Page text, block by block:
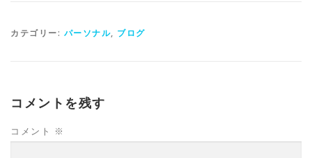
カテゴリー: パーソナル, ブログ
コメントを残す
コメント ※